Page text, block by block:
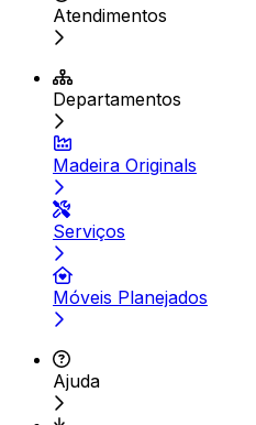
Atendimentos
Departamentos
Madeira Originals
Serviços
Móveis Planejados
Ajuda